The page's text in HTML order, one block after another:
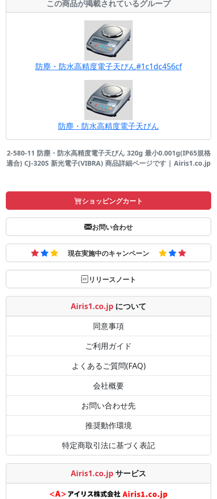
この商品が掲載されているグループ
防塵・防水高精度電子天びん#1c1dc456cf
防塵・防水高精度電子天びん
2-580-11 防塵・防水高精度電子天びん 320g 最小0.001g(IP65規格
適合) CJ-320S 新光電子(VIBRA) 商品詳細ページです | Airis1.co.jp
ショッピングカート
お問い合わせ
現在実施中のキャンペーン
リリースノート
Airis1.co.jp について
同意事項
ご利用ガイド
よくあるご質問(FAQ)
会社概要
お問い合わせ先
推奨動作環境
特定商取引法に基づく表記
Airis1.co.jpサービス